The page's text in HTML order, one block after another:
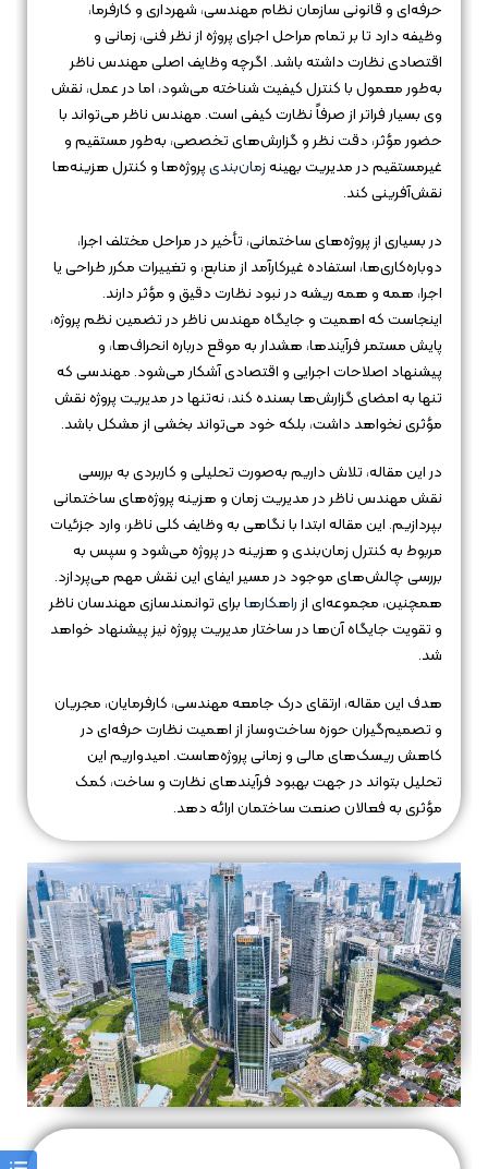
حرفه‌ای و قانونی سازمان نظام مهندسی، شهرداری و کارفرما،
وظیفه دارد تا بر تمام مراحل اجرای پروژه از نظر فنی، زمانی و
اقتصادی نظارت داشته باشد. اگرچه وظایف اصلی مهندس ناظر
به‌طور معمول با کنترل کیفیت شناخته می‌شود، اما در عمل، نقش
وی بسیار فراتر از صرفاً نظارت کیفی است. مهندس ناظر می‌تواند با
حضور مؤثر، دقت نظر و گزارش‌های تخصصی، به‌طور مستقیم و
غیرمستقیم در مدیریت بهینهزمان‌بندیپروژه‌ها و کنترل هزینه‌ها
نقش‌آفرینی کند.
در بسیاری از پروژه‌های ساختمانی، تأخیر در مراحل مختلف اجرا،
دوباره‌کاری‌ها، استفاده غیرکارآمد از منابع، و تغییرات مکرر طراحی یا
اجرا، همه و همه ریشه در نبود نظارت دقیق و مؤثر دارند.
اینجاست که اهمیت و جایگاه مهندس ناظر در تضمین نظم پروژه،
پایش مستمر فرآیندها، هشدار به موقع درباره انحراف‌ها، و
پیشنهاد اصلاحات اجرایی و اقتصادی آشکار می‌شود. مهندسی که
تنها به امضای گزارش‌ها بسنده کند، نه‌تنها در مدیریت پروژه نقش
مؤثری نخواهد داشت، بلکه خود می‌تواند بخشی از مشکل باشد.
در این مقاله، تلاش داریم به‌صورت تحلیلی و کاربردی به بررسی
نقش مهندس ناظر در مدیریت زمان و هزینه پروژه‌های ساختمانی
بپردازیم. این مقاله ابتدا با نگاهی به وظایف کلی ناظر، وارد جزئیات
مربوط به کنترل زمان‌بندی و هزینه در پروژه می‌شود و سپس به
بررسی چالش‌های موجود در مسیر ایفای این نقش مهم می‌پردازد.
همچنین، مجموعه‌ای از راهکارهابرای توانمندسازی مهندسان ناظر
و تقویت جایگاه آن‌ها در ساختار مدیریت پروژه نیز پیشنهاد خواهد
شد.
هدف این مقاله، ارتقای درک جامعه مهندسی، کارفرمایان، مجریان
و تصمیم‌گیران حوزه ساخت‌وساز از اهمیت نظارت حرفه‌ای در
کاهش ریسک‌های مالی و زمانی پروژه‌هاست. امیدواریم این
تحلیل بتواند در جهت بهبود فرآیندهای نظارت و ساخت، کمک
مؤثری به فعالان صنعت ساختمان ارائه دهد.